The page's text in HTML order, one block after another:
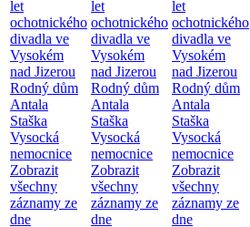
let
ochotnického
divadla ve
Vysokém
nad Jizerou
Rodný dům
Antala
Staška
Vysocká
nemocnice
Zobrazit
všechny
záznamy ze
dne
let
ochotnického
divadla ve
Vysokém
nad Jizerou
Rodný dům
Antala
Staška
Vysocká
nemocnice
Zobrazit
všechny
záznamy ze
dne
let
ochotnického
divadla ve
Vysokém
nad Jizerou
Rodný dům
Antala
Staška
Vysocká
nemocnice
Zobrazit
všechny
záznamy ze
dne